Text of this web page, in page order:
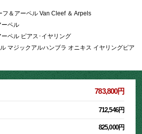
フ＆アーペル Van Cleef ＆ Arpels
ーペル
ペル ピアス･イヤリング
マジックアルハンブラ オニキス イヤリングピア
783,800円
712,546円
825,000円